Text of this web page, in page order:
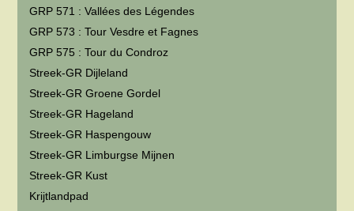
GRP 571 : Vallées des Légendes
GRP 573 : Tour Vesdre et Fagnes
GRP 575 : Tour du Condroz
Streek-GR Dijleland
Streek-GR Groene Gordel
Streek-GR Hageland
Streek-GR Haspengouw
Streek-GR Limburgse Mijnen
Streek-GR Kust
Krijtlandpad